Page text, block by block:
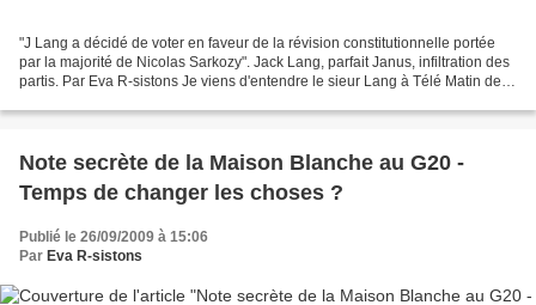
"J Lang a décidé de voter en faveur de la révision constitutionnelle portée
par la majorité de Nicolas Sarkozy". Jack Lang, parfait Janus, infiltration des
partis. Par Eva R-sistons Je viens d'entendre le sieur Lang à Télé Matin de
Note secrète de la Maison Blanche au G20 -
Temps de changer les choses ?
Publié le 26/09/2009 à 15:06
Par Eva R-sistons